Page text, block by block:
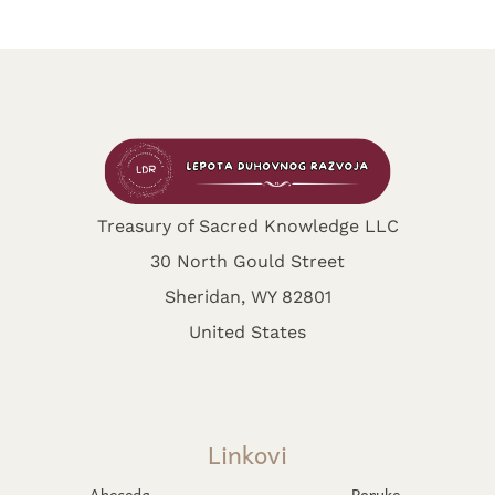
Treasury of Sacred Knowledge LLC
30 North Gould Street
Sheridan, WY 82801
United States
Linkovi